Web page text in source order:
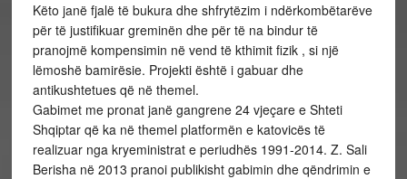
Këto janë fjalë të bukura dhe shfrytëzim i ndërkombëtarëve
për të justifikuar greminën dhe për të na bindur të
pranojmë kompensimin në vend të kthimit fizik , si një
lëmoshë bamirësie. Projekti është i gabuar dhe
antikushtetues që në themel.
Gabimet me pronat janë gangrene 24 vjeçare e Shteti
Shqiptar që ka në themel platformën e katovicës të
realizuar nga kryeministrat e periudhës 1991-2014. Z. Sali
Berisha në 2013 pranoi publikisht gabimin dhe qëndrimin e